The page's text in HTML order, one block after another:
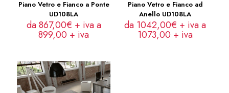
Piano Vetro e Fianco a Ponte
UD108LA
da 867,00€ + iva a
899,00 + iva
Piano Vetro e Fianco ad
Anello UD108LA
da 1042,00€ + iva a
1073,00 + iva